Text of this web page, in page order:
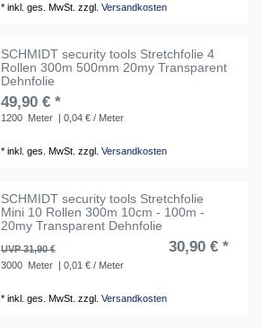
*inkl. ges. MwSt. zzgl.Versandkosten
SCHMIDT security tools Stretchfolie 4
Rollen 300m 500mm 20my Transparent
Dehnfolie
49,90 € *
1200 Meter | 0,04 € / Meter
*inkl. ges. MwSt. zzgl.Versandkosten
SCHMIDT security tools Stretchfolie
Mini 10 Rollen 300m 10cm - 100m -
20my Transparent Dehnfolie
UVP 31,90 € 30,90 € *
3000 Meter | 0,01 € / Meter
*inkl. ges. MwSt. zzgl.Versandkosten